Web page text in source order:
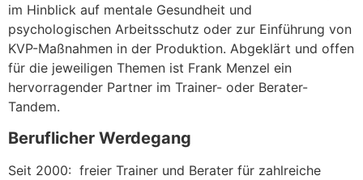
im Hinblick auf mentale Gesundheit und
psychologischen Arbeitsschutz oder zur Einführung von
KVP-Maßnahmen in der Produktion. Abgeklärt und offen
für die jeweiligen Themen ist Frank Menzel ein
hervorragender Partner im Trainer- oder Berater-
Tandem.
Beruflicher Werdegang
Seit 2000: freier Trainer und Berater für zahlreiche